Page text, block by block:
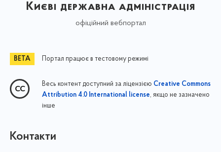
Києві державна адміністрація
офіційний вебпортал
Портал працює в тестовому режимі
Весь контент доступний за ліцензією Creative Commons
Attribution 4.0 International license, якщо не зазначено
інше
Контакти